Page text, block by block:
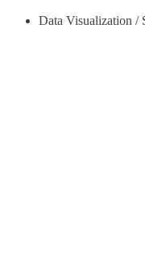
Data Visualization /